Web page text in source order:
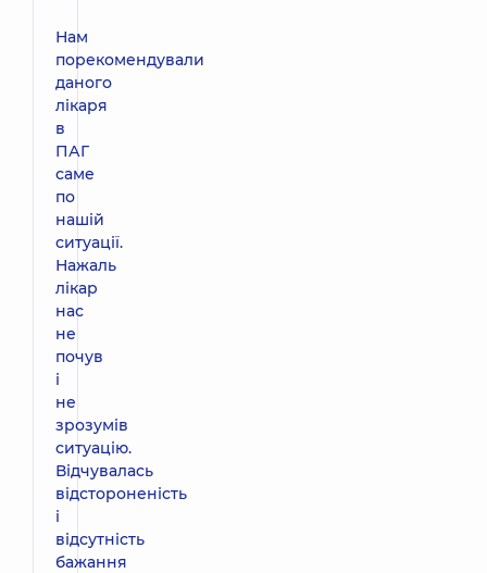
Нам
порекомендували
даного
лікаря
в
ПАГ
саме
по
нашій
ситуації.
Нажаль
лікар
нас
не
почув
і
не
зрозумів
ситуацію.
Відчувалась
відстороненість
і
відсутність
бажання